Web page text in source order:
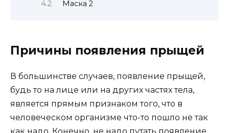
Маска 2
Причины появления прыщей
В большинстве случаев, появление прыщей,
будь то на лице или на других частях тела,
является прямым признаком того, что в
человеческом организме что-то пошло не так
как надо. Конечно, не надо путать появление